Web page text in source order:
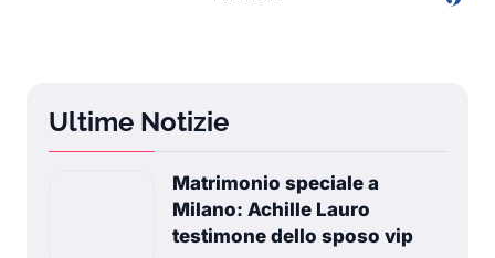
Ultime Notizie
Matrimonio speciale a
Milano: Achille Lauro
testimone dello sposo vip